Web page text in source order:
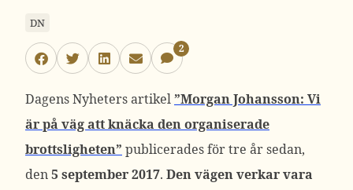
DN
2
Dagens Nyheters artikel”Morgan Johansson: Vi
är på väg att knäcka den organiserade
brottsligheten” publicerades för tre år sedan,
den5 september 2017. Den vägen verkar vara